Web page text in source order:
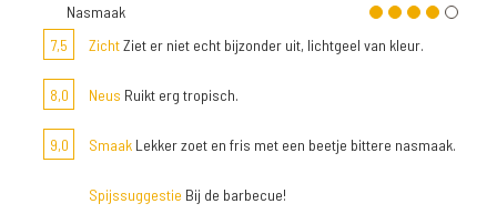
Nasmaak
7,5
ZichtZiet er niet echt bijzonder uit, lichtgeel van kleur.
8,0 Neus Ruikt erg tropisch.
9,0 Smaak Lekker zoet en fris met een beetje bittere nasmaak.
Spijssuggestie Bij de barbecue!